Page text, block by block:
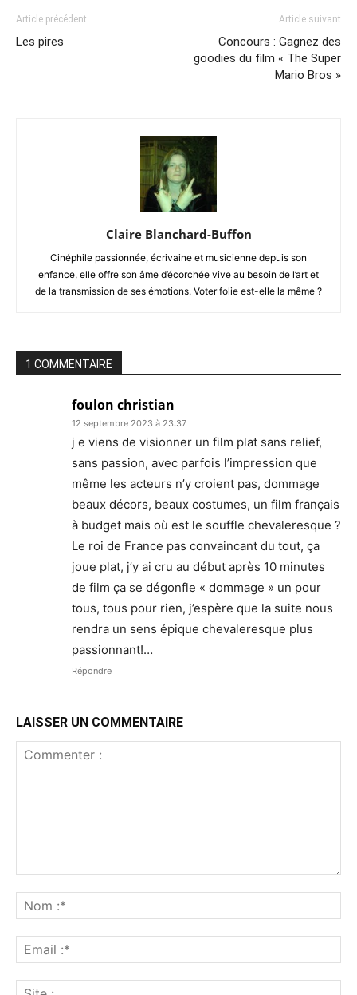
Article précédent
Les pires
Article suivant
Concours : Gagnez des
goodies du film « The Super
Mario Bros »
Claire Blanchard-Buffon
Cinéphile passionnée, écrivaine et musicienne depuis son
enfance, elle offre son âme d’écorchée vive au besoin de l’art et
de la transmission de ses émotions. Voter folie est-elle la même ?
1 COMMENTAIRE
foulon christian
12 septembre 2023 à 23:37
j e viens de visionner un film plat sans relief,
sans passion, avec parfois l’impression que
même les acteurs n’y croient pas, dommage
beaux décors, beaux costumes, un film français
à budget mais où est le souffle chevaleresque ?
Le roi de France pas convaincant du tout, ça
joue plat, j’y ai cru au début après 10 minutes
de film ça se dégonfle « dommage » un pour
tous, tous pour rien, j’espère que la suite nous
rendra un sens épique chevaleresque plus
passionnant!…
Répondre
LAISSER UN COMMENTAIRE